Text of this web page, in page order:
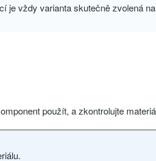
vždy varianta skutečně zvolená
použít, a zkontrolujte